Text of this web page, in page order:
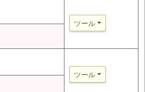
ツール
ツール